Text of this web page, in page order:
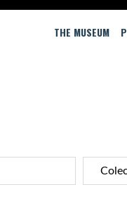
THE MUSEUM